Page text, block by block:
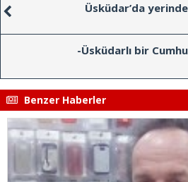
Üsküdar’da
-Üsküdarlı bir
Benzer Haberler